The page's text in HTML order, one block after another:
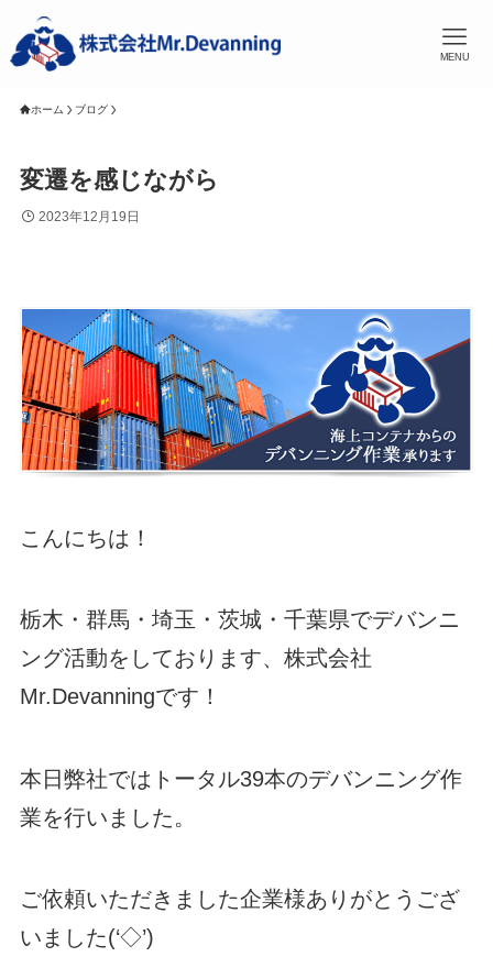
MENU
ホーム ブログ
変遷を感じながら
2023年12月19日
こんにちは！
栃木・群馬・埼玉・茨城・千葉県でデバンニ
ング活動をしております、株式会社
Mr.Devanningです！
本日弊社ではトータル39本のデバンニング作
業を行いました。
ご依頼いただきました企業様ありがとうござ
いました(‘◇’)ゞ